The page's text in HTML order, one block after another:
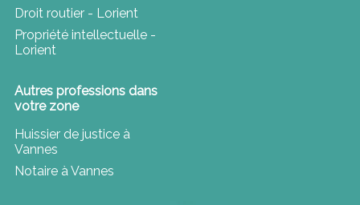
Droit routier - Lorient
Propriété intellectuelle -
Lorient
Autres professions dans
votre zone
Huissier de justice à
Vannes
Notaire à Vannes